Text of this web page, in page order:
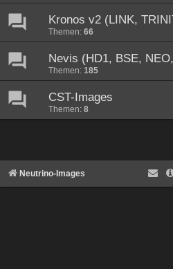
Kronos v2 (LINK,
Themen: 66
Nevis (HD1, BSE,
Themen: 185
CST-Images
Themen: 8
Neutrino-Images